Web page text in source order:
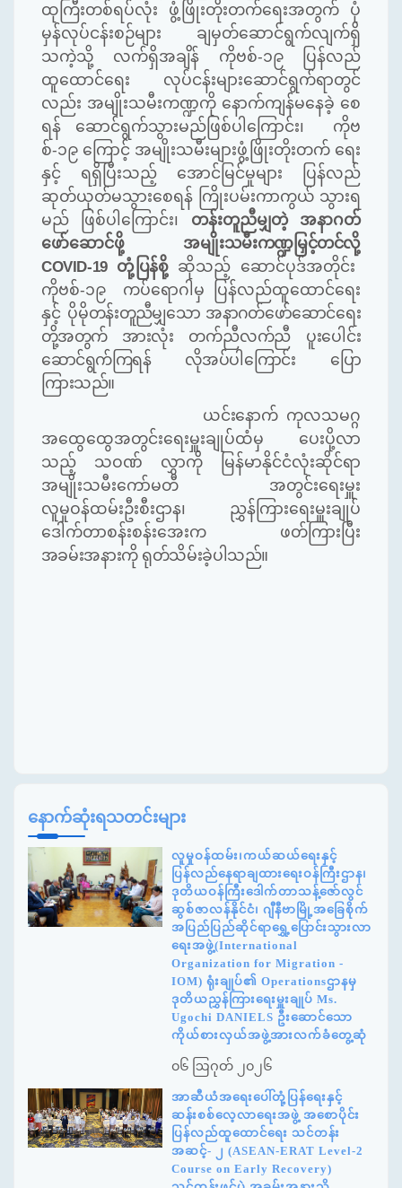
ထုကြီးတစ်ရပ်လုံး ဖွံ့ဖြိုးတိုးတက်ရေးအတွက် ပုံ
မှန်လုပ်ငန်းစဉ်များ ချမှတ်ဆောင်ရွက်လျက်ရှိ
သကဲ့သို့ လက်ရှိအချိန် ကိုဗစ်-၁၉ ပြန်လည်
ထူထောင်ရေး လုပ်ငန်းများဆောင်ရွက်ရာတွင်
လည်း အမျိုးသမီးကဏ္ဍကို နောက်ကျန်မနေခဲ့ စေ
ရန် ဆောင်ရွက်သွားမည်ဖြစ်ပါကြောင်း၊ ကိုဗ
စ်-၁၉ ကြောင့် အမျိုးသမီးများဖွံ့ဖြိုးတိုးတက် ရေး
နှင့် ရရှိပြီးသည့် အောင်မြင်မှုများ ပြန်လည်
ဆုတ်ယုတ်မသွားစေရန် ကြိုးပမ်းကာကွယ် သွားရ
မည် ဖြစ်ပါကြောင်း၊ တန်းတူညီမျှတဲ့အနာဂတ်
ဖော်ဆောင်ဖို့ အမျိုးသမီးကဏ္ဍမြှင့်တင်လို့
COVID-19 တုံ့ပြန်စို့ ဆိုသည့် ဆောင်ပုဒ်အတိုင်း
ကိုဗစ်-၁၉ ကပ်ရောဂါမှ ပြန်လည်ထူထောင်ရေး
နှင့် ပိုမိုတန်းတူညီမျှသော အနာဂတ်ဖော်ဆောင်ရေး
တို့အတွက် အားလုံး တက်ညီလက်ညီ ပူးပေါင်း
ဆောင်ရွက်ကြရန် လိုအပ်ပါကြောင်း ပြော
ကြားသည်။
ယင်းနောက် ကုလသမဂ္ဂ
အထွေထွေအတွင်းရေးမှူးချုပ်ထံမှ ပေးပို့လာ
သည့် သဝဏ် လွှာကို မြန်မာနိုင်ငံလုံးဆိုင်ရာ
အမျိုးသမီးကော်မတီ အတွင်းရေးမှူး
လူမှုဝန်ထမ်းဦးစီးဌာန၊ ညွှန်ကြားရေးမှူးချုပ်
ဒေါက်တာစန်းစန်းအေးက ဖတ်ကြားပြီး
အခမ်းအနားကို ရုတ်သိမ်းခဲ့ပါသည်။
နောက်ဆုံးရသတင်းများ
လူမှုဝန်ထမ်း၊ကယ်ဆယ်ရေးနှင့်
ပြန်လည်နေရာချထားရေးဝန်ကြီးဌာန၊
ဒုတိယဝန်ကြီးဒေါက်တာသန့်ဇော်လွင်
ဆွစ်ဇာလန်နိုင်ငံ၊ ဂျီနီဗာမြို့အခြေစိုက်
အပြည်ပြည်ဆိုင်ရာရွှေ့ပြောင်းသွားလာ
ရေးအဖွဲ့(International
Organization for Migration -
IOM) ရုံးချုပ်၏ Operationsဌာနမှ
ဒုတိယညွှန်ကြားရေးမှူးချုပ် Ms.
Ugochi DANIELS ဦးဆောင်သော
ကိုယ်စားလှယ်အဖွဲ့အားလက်ခံတွေ့ဆုံ
၀၆ ဩဂုတ် ၂၀၂၆
အာဆီယံအရေးပေါ်တုံ့ပြန်ရေးနှင့်
ဆန်းစစ်လေ့လာရေးအဖွဲ့ အစောပိုင်း
ပြန်လည်ထူထောင်ရေး သင်တန်း
အဆင့်- ၂ (ASEAN-ERAT Level-2
Course on Early Recovery)